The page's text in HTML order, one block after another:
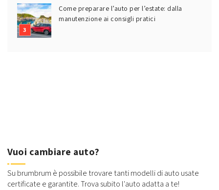
Come preparare l’auto per l’estate: dalla
manutenzione ai consigli pratici
Vuoi cambiare auto?
Su brumbrum è possibile trovare tanti modelli di auto usate
certificate e garantite. Trova subito l'auto adatta a te!